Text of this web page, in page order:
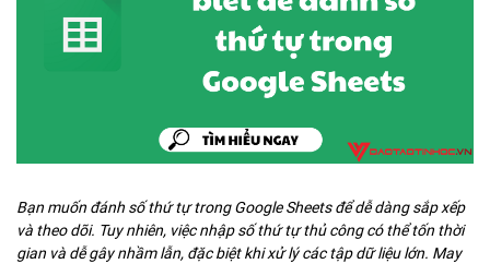
Bạn muốn đánh số thứ tự trong Google Sheets để dễ dàng sắp xếp
và theo dõi. Tuy nhiên, việc nhập số thứ tự thủ công có thể tốn thời
gian và dễ gây nhầm lẫn, đặc biệt khi xử lý các tập dữ liệu lớn. May